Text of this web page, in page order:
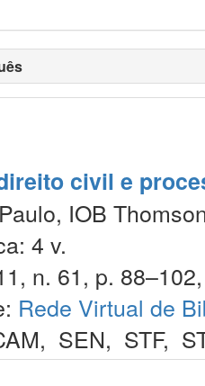
civil e
IOB
4 v.
n. 61, p.
Rede Virtual de
, SEN, STF,